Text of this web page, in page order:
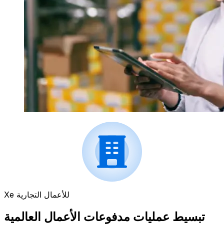
Xe للأعمال التجارية
تبسيط عمليات مدفوعات الأعمال العالمية